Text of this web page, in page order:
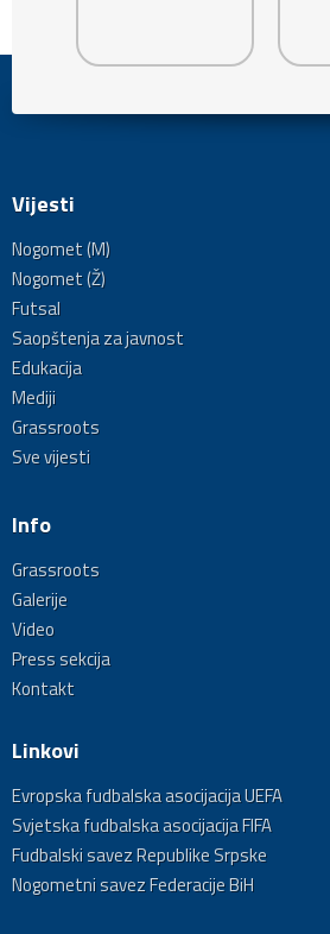
Vijesti
Nogomet (M)
Nogomet (Ž)
Futsal
Saopštenja za javnost
Edukacija
Mediji
Grassroots
Sve vijesti
Info
Grassroots
Galerije
Video
Press sekcija
Kontakt
Linkovi
Evropska fudbalska asocijacija UEFA
Svjetska fudbalska asocijacija FIFA
Fudbalski savez Republike Srpske
Nogometni savez Federacije BiH